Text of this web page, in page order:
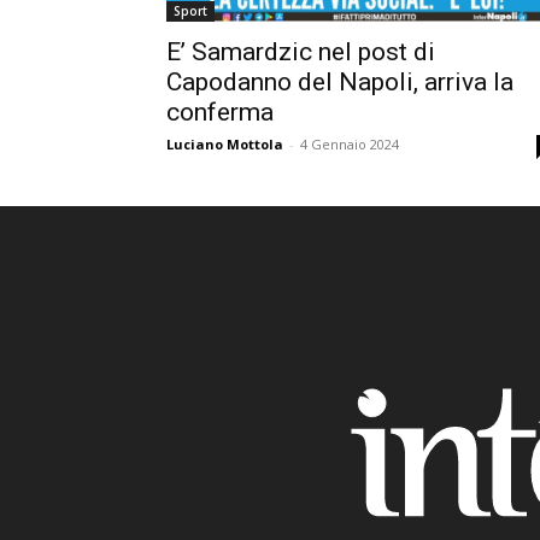
Sport
E’ Samardzic nel post di
Capodanno del Napoli, arriva la
conferma
Luciano Mottola - 4 Gennaio 2024